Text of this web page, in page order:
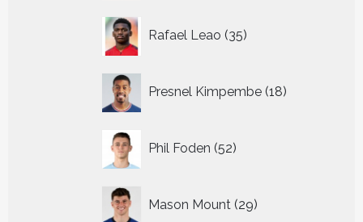
Rafael Leao 35
producten
Presnel Kimpembe 18
producten
Phil Foden 52
producten
Mason Mount 29
producten